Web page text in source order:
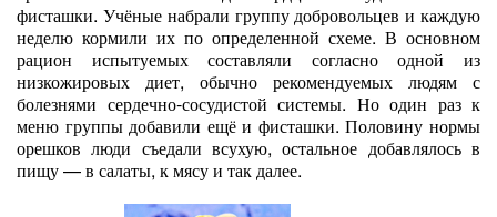
фисташки. Учёные набрали группу добровольцев и каждую
неделю кормили их по определенной схеме. В основном
рацион испытуемых составляли согласно одной из
низкожировых диет, обычно рекомендуемых людям с
болезнями сердечно-сосудистой системы. Но один раз к
меню группы добавили ещё и фисташки. Половину нормы
орешков люди съедали всухую, остальное добавлялось в
пищу — в салаты, к мясу и так далее.